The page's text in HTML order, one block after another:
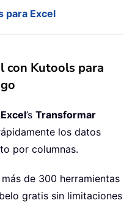
para Excel
con Kutools para
’s Transformar
los datos
por columnas.
de 300 herramientas
gratis sin limitaciones